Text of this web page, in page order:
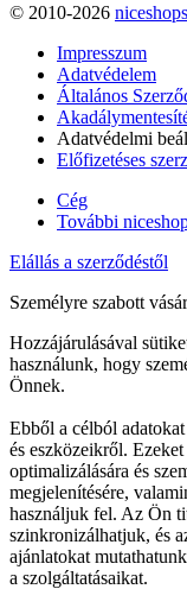
© 2010-2026
Impresszum
Adatvédelem
Általános
Adatvédelmi
Előfizetéses
Cég
További
Elállás a szerződéstől
Személyre szabott
Hozzájárulásával
használunk, hogy
Önnek.
Ebből a célból
és eszközeikről.
optimalizálására és
megjelenítésére,
használjuk fel. Az Ön
szinkronizálhatjuk, és
ajánlatokat
a szolgáltatásaikat.